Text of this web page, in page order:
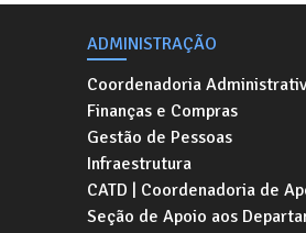
ADMINISTRAÇÃO
Coordenadoria
Finanças e Compras
Gestão de Pessoas
Infraestrutura
CATD | Coordenadoria de
Seção de Apoio aos